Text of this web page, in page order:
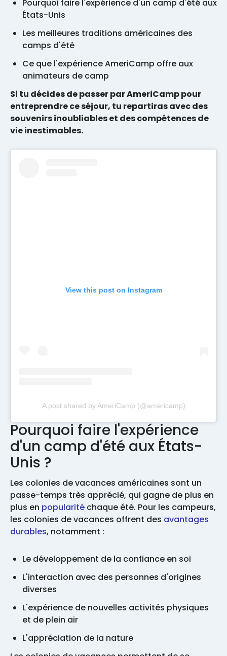
Pourquoi faire l'expérience d'un camp d'été aux
États-Unis
Les meilleures traditions américaines des
camps d'été
Ce que l'expérience AmeriCamp offre aux
animateurs de camp
Si tu décides de passer par AmeriCamp pour
entreprendre ce séjour, tu repartiras avec des
souvenirs inoubliables et des compétences de
vie inestimables.
View this post on Instagram
A post shared by AmeriCamp (@americamp)
Pourquoi faire l'expérience
d'un camp d'été aux États-
Unis ?
Les colonies de vacances américaines sont un
passe-temps très apprécié, qui gagne de plus en
plus en popularité chaque été. Pour les campeurs,
les colonies de vacances offrent des avantages
durables, notamment :
Le développement de la confiance en soi
L'interaction avec des personnes d'origines
diverses
L'expérience de nouvelles activités physiques
et de plein air
L'appréciation de la nature